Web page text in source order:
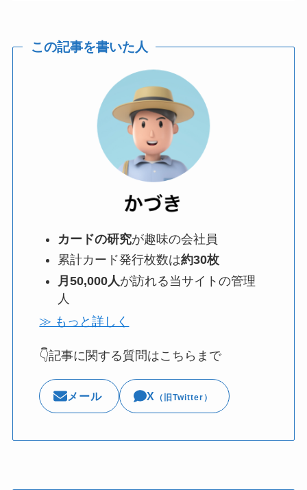
この記事を書いた人
カードの研究が趣味の会社員
累計カード発行枚数は約30枚
月50,000人 が訪れる当サイトの管理
人
≫ もっと詳しく
👇記事に関する質問はこちらまで
メール X （旧Twitter）